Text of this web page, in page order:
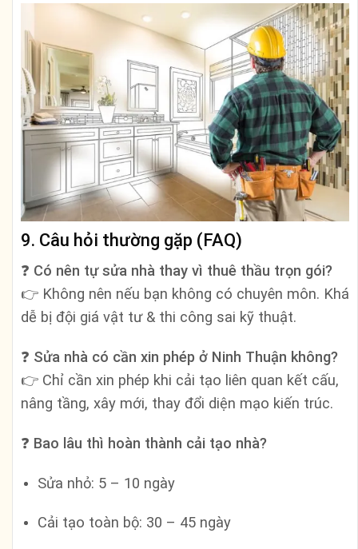
9. Câu hỏi thường gặp (FAQ)
❓ Có nên tự sửa nhà thay vì thuê thầu trọn gói?
👉 Không nên nếu bạn không có chuyên môn. Khá
dễ bị đội giá vật tư & thi công sai kỹ thuật.
❓ Sửa nhà có cần xin phép ở Ninh Thuận không?
👉 Chỉ cần xin phép khi cải tạo liên quan kết cấu,
nâng tầng, xây mới, thay đổi diện mạo kiến trúc.
❓ Bao lâu thì hoàn thành cải tạo nhà?
Sửa nhỏ: 5 – 10 ngày
Cải tạo toàn bộ: 30 – 45 ngày